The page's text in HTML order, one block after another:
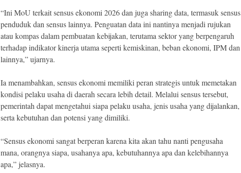
“Ini MoU terkait sensus ekonomi 2026 dan juga sharing data, termasuk sensus
penduduk dan sensus lainnya. Penguatan data ini nantinya menjadi rujukan
atau kompas dalam pembuatan kebijakan, terutama sektor yang berpengaruh
terhadap indikator kinerja utama seperti kemiskinan, beban ekonomi, IPM dan
lainnya,” ujarnya.
Ia menambahkan, sensus ekonomi memiliki peran strategis untuk memetakan
kondisi pelaku usaha di daerah secara lebih detail. Melalui sensus tersebut,
pemerintah dapat mengetahui siapa pelaku usaha, jenis usaha yang dijalankan,
serta kebutuhan dan potensi yang dimiliki.
“Sensus ekonomi sangat berperan karena kita akan tahu nanti pengusaha
mana, orangnya siapa, usahanya apa, kebutuhannya apa dan kelebihannya
apa,” jelasnya.